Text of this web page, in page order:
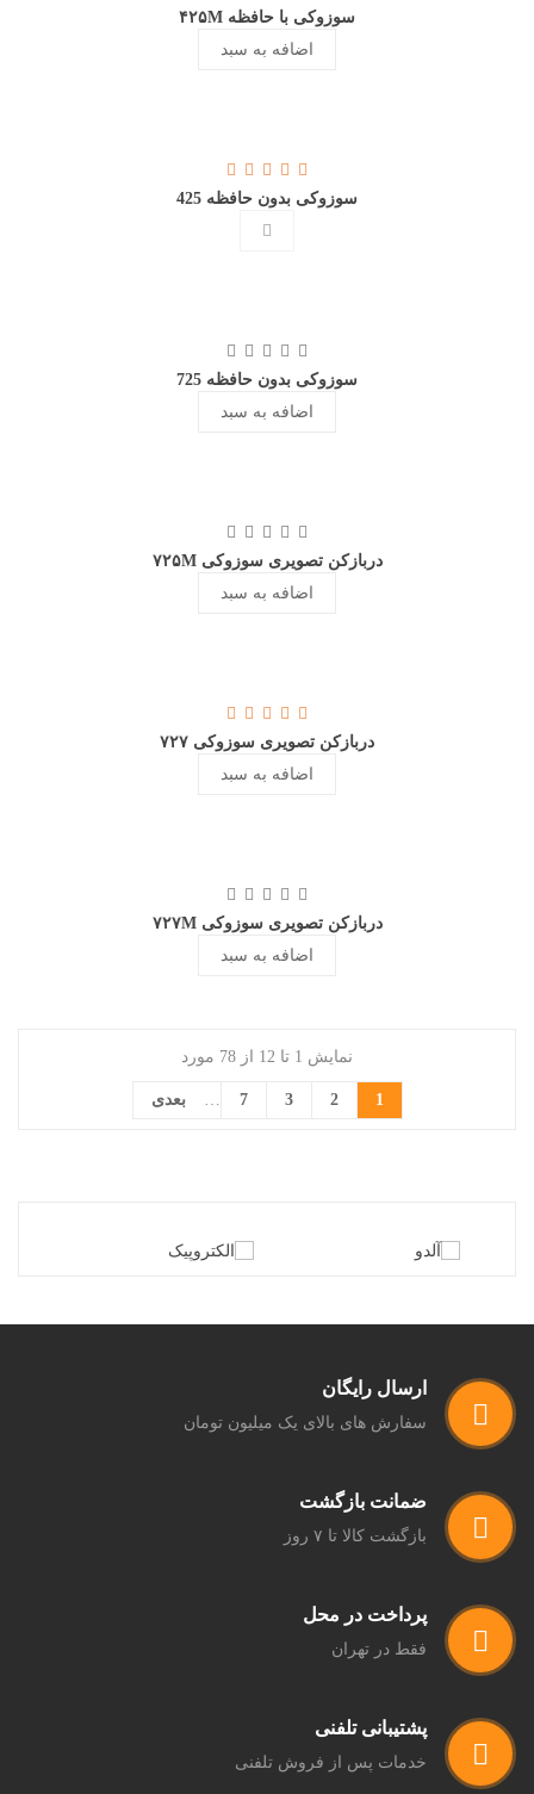
سوزوکی با حافظه ۴۲۵M
اضافه به سبد
سوزوکی بدون حافظه 425
سوزوکی بدون حافظه 725
اضافه به سبد
دربازکن تصویری سوزوکی ۷۲۵M
اضافه به سبد
دربازکن تصویری سوزوکی ۷۲۷
اضافه به سبد
دربازکن تصویری سوزوکی ۷۲۷M
اضافه به سبد
نمایش 1 تا 12 از 78 مورد
1
2
3
… 7 بعدی
ارسال رایگان
سفارش های بالای یک میلیون تومان
ضمانت بازگشت
بازگشت کالا تا ۷ روز
پرداخت در محل
فقط در تهران
پشتیبانی تلفنی
خدمات پس از فروش تلفنی